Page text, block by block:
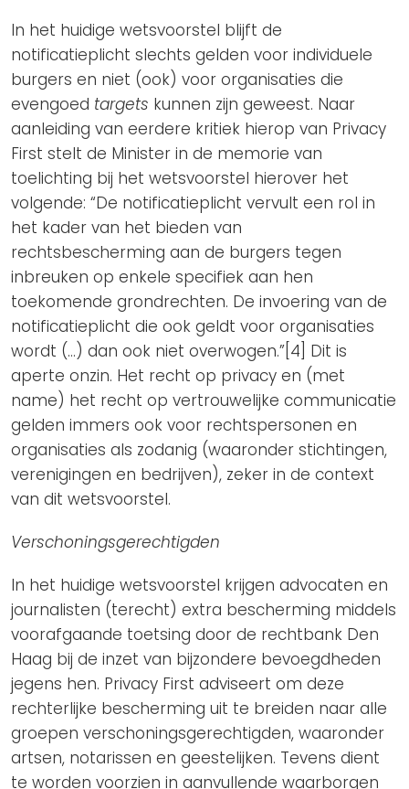
In het huidige wetsvoorstel blijft de
notificatieplicht slechts gelden voor individuele
burgers en niet (ook) voor organisaties die
evengoed targets kunnen zijn geweest. Naar
aanleiding van eerdere kritiek hierop van Privacy
First stelt de Minister in de memorie van
toelichting bij het wetsvoorstel hierover het
volgende: “De notificatieplicht vervult een rol in
het kader van het bieden van
rechtsbescherming aan de burgers tegen
inbreuken op enkele specifiek aan hen
toekomende grondrechten. De invoering van de
notificatieplicht die ook geldt voor organisaties
wordt (…) dan ook niet overwogen.”[4] Dit is
aperte onzin. Het recht op privacy en (met
name) het recht op vertrouwelijke communicatie
gelden immers ook voor rechtspersonen en
organisaties als zodanig (waaronder stichtingen,
verenigingen en bedrijven), zeker in de context
van dit wetsvoorstel.
Verschoningsgerechtigden
In het huidige wetsvoorstel krijgen advocaten en
journalisten (terecht) extra bescherming middels
voorafgaande toetsing door de rechtbank Den
Haag bij de inzet van bijzondere bevoegdheden
jegens hen. Privacy First adviseert om deze
rechterlijke bescherming uit te breiden naar alle
groepen verschoningsgerechtigden, waaronder
artsen, notarissen en geestelijken. Tevens dient
te worden voorzien in aanvullende waarborgen